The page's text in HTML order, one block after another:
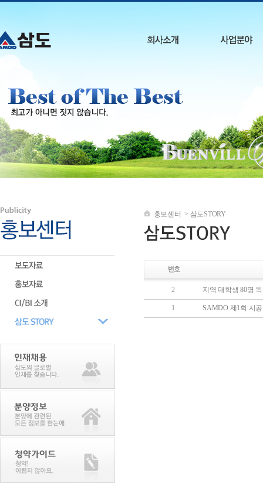
홍보센터 > 삼도STORY
2 지역 대학생 80명
1 SAMDO 제1회 시